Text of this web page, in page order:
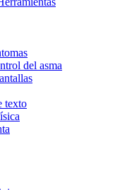
del asma
texto